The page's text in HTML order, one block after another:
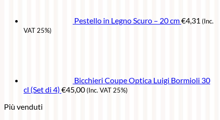
Pestello in Legno Scuro – 20 cm€4,31 (Inc.
VAT 25%)
Bicchieri Coupe Optica Luigi Bormioli 30
cl (Set di 4) €45,00(Inc. VAT 25%)
Più venduti